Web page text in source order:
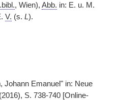
, Wien), Abb. in: E. u. M.
V. (s. L).
Johann Emanuel" in: Neue
S. 738-740 [Online-